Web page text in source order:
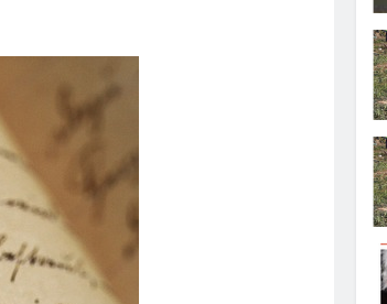
Masivos en Mercado Libre
paranormales con binoculares de visión
Samsung fabrica un clip de movimiento